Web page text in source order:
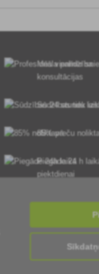
Mēs vienmēr
konsultācijas
Sūdzības tiek
85% preču
Piegāde 24 h
piektdienai